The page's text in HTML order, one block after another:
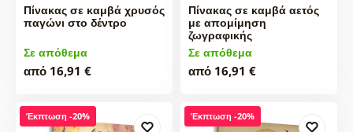
Πίνακας σε καμβά χρυσός
παγώνι στο δέντρο
Σε απόθεμα
από 16,91 €
Πίνακας σε καμβά αετός
με απομίμηση
ζωγραφικής
Σε απόθεμα
από 16,91 €
Έκπτωση -20% Έκπτωση -20%